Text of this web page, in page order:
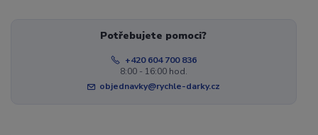
Potřebujete pomoci?
+420 604 700 836
8:00 - 16:00 hod.
objednavky@rychle-darky.cz